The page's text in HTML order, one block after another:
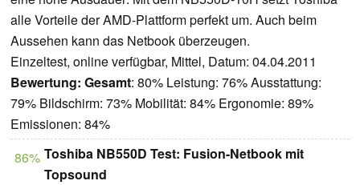
alle Vorteile der AMD-Plattform perfekt um. Auch beim
Aussehen kann das Netbook überzeugen.
Einzeltest, online verfügbar, Mittel, Datum: 04.04.2011
Bewertung: Gesamt: 80% Leistung: 76% Ausstattung:
79% Bildschirm: 73% Mobilität: 84% Ergonomie: 89%
Emissionen: 84%
86% Toshiba NB550D Test: Fusion-Netbook mit
Topsound